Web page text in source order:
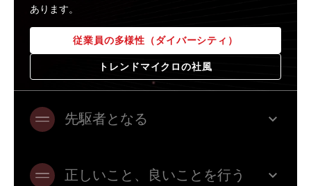
あります。
従業員の多様性（ダイバーシティ）
トレンドマイクロの社風
先駆者となる expand_more
正しいこと、良いことを行う​ expand_more